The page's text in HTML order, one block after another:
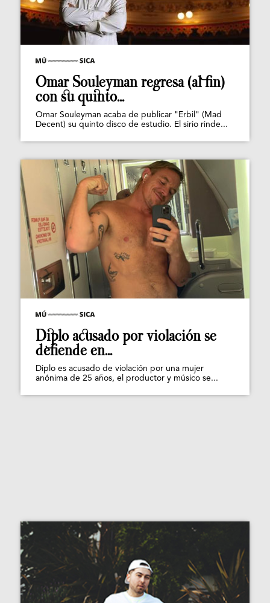
Omar Souleyman regresa (al fin)
con su quinto...
Omar Souleyman acaba de publicar "Erbil" (Mad
Decent) su quinto disco de estudio. El sirio rinde...
Diplo acusado por violación se
defiende en...
Diplo es acusado de violación por una mujer
anónima de 25 años, el productor y músico se...